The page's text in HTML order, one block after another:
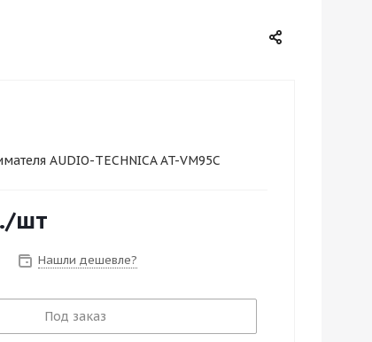
AUDIO-TECHNICA AT-VM95С
/шт
Нашли дешевле?
Под заказ